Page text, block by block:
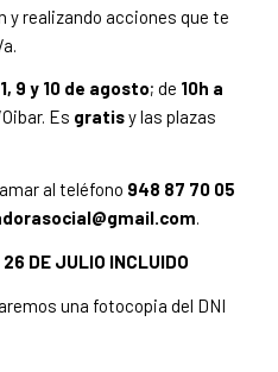
realizando acciones que te
9 y 10 de agosto; de 10h a
Es gratisy las plazas
al teléfono 948 87 70 05
.
DE JULIO INCLUIDO
una fotocopia del DNI